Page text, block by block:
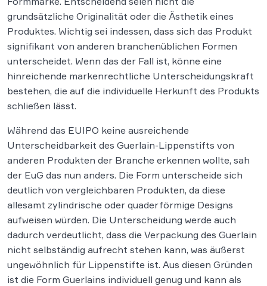
grundsätzliche Originalität oder die Ästhetik eines
Produktes. Wichtig sei indessen, dass sich das Produkt
signifikant von anderen branchenüblichen Formen
unterscheidet. Wenn das der Fall ist, könne eine
hinreichende markenrechtliche Unterscheidungskraft
bestehen, die auf die individuelle Herkunft des Produkts
schließen lässt.
Während das EUIPO keine ausreichende
Unterscheidbarkeit des Guerlain-Lippenstifts von
anderen Produkten der Branche erkennen wollte, sah
der EuG das nun anders. Die Form unterscheide sich
deutlich von vergleichbaren Produkten, da diese
allesamt zylindrische oder quaderförmige Designs
aufweisen würden. Die Unterscheidung werde auch
dadurch verdeutlicht, dass die Verpackung des Guerlain
nicht selbständig aufrecht stehen kann, was äußerst
ungewöhnlich für Lippenstifte ist. Aus diesen Gründen
ist die Form Guerlains individuell genug und kann als